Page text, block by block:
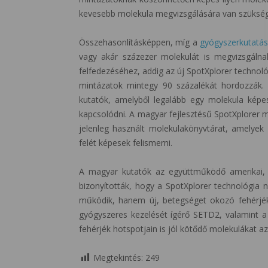
kevesebb molekula megvizsgálására van
Összehasonlításképpen, míg a
vagy akár százezer molekulát is
felfedezéséhez, addig az új SpotXplorer
mintázatok mintegy 90 százalékát
kutatók, amelyből legalább egy molekula
kapcsolódni. A magyar fejlesztésű SpotXplorer
jelenleg használt molekulakönyvtárat,
felét képesek felismerni.
A magyar kutatók az együttműködő
bizonyították, hogy a SpotXplorer technológia
működik, hanem új, betegséget okozó
gyógyszeres kezelését ígérő SETD2, valamint
fehérjék hotspotjain is jól kötődő molekulákat
Megtekintés: 249